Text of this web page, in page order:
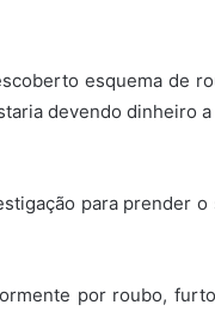
esquema de
devendo dinheiro
para prender
por roubo,